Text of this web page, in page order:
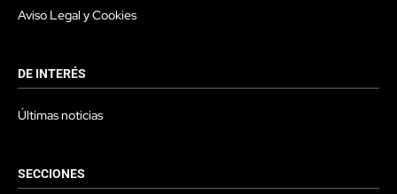
Aviso Legal y Cookies
DE INTERÉS
Últimas noticias
SECCIONES